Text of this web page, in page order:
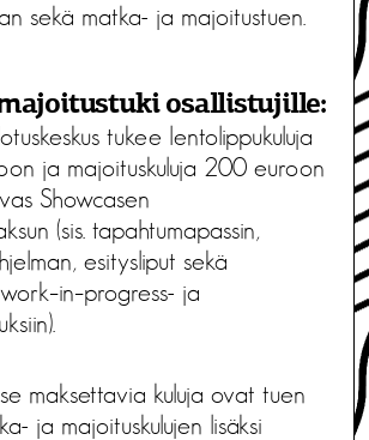
sekä matka- ja majoitustuen.
osallistujille:
tukee lentolippukuluja
ja majoituskuluja 200 euroon
Showcasen
(sis. tapahtumapassin,
esitysliput sekä
ja
maksettavia kuluja ovat tuen
ja majoituskulujen lisäksi